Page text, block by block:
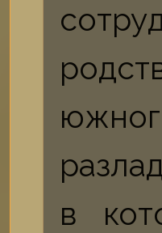
в